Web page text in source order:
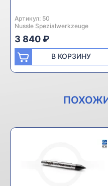
Артикул: 50
Производитель:
Nussle Spezialwerkzeuge
3 840 ₽
В КОРЗИНУ